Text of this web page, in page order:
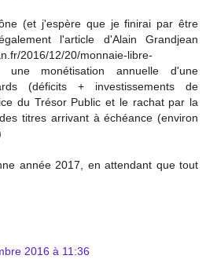
(et j'espère que je finirai par être
l'article d'Alain Grandjean
2016/12/20/monnaie-libre-
une monétisation annuelle d'une
(déficits + investissements de
du Trésor Public et le rachat par la
titres arrivant à échéance (environ
année 2017, en attendant que tout
2016 à 11:36